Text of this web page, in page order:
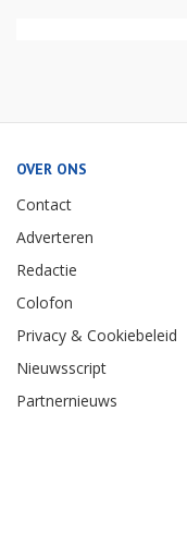
OVER ONS
Contact
Adverteren
Redactie
Colofon
Privacy & Cookiebeleid
Nieuwsscript
Partnernieuws